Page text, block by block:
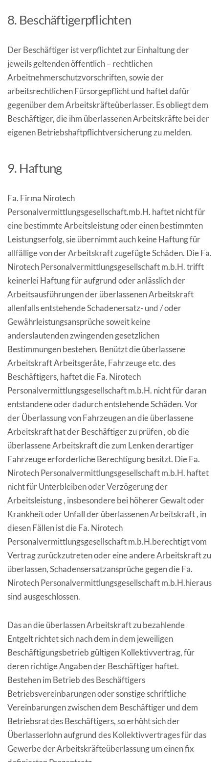
8. Beschäftigerpflichten
Der Beschäftiger ist verpflichtet zur Einhaltung der
jeweils geltenden öffentlich – rechtlichen
Arbeitnehmerschutzvorschriften, sowie der
arbeitsrechtlichen Fürsorgepflicht und haftet dafür
gegenüber dem Arbeitskräfteüberlasser. Es obliegt dem
Beschäftiger, die ihm überlassenen Arbeitskräfte bei der
eigenen Betriebshaftpflichtversicherung zu melden.
9. Haftung
Fa. Firma Nirotech
Personalvermittlungsgesellschaft.mb.H. haftet nicht für
eine bestimmte Arbeitsleistung oder einen bestimmten
Leistungserfolg, sie übernimmt auch keine Haftung für
allfällige von der Arbeitskraft zugefügte Schäden. Die Fa.
Nirotech Personalvermittlungsgesellschaft m.b.H. trifft
keinerlei Haftung für aufgrund oder anlässlich der
Arbeitsausführungen der überlassenen Arbeitskraft
allenfalls entstehende Schadenersatz- und / oder
Gewährleistungsansprüche soweit keine
anderslautenden zwingenden gesetzlichen
Bestimmungen bestehen. Benützt die überlassene
Arbeitskraft Arbeitsgeräte, Fahrzeuge etc. des
Beschäftigers, haftet die Fa. Nirotech
Personalvermittlungsgesellschaft m.b.H. nicht für daran
entstandene oder dadurch entstehende Schäden. Vor
der Überlassung von Fahrzeugen an die überlassene
Arbeitskraft hat der Beschäftiger zu prüfen , ob die
überlassene Arbeitskraft die zum Lenken derartiger
Fahrzeuge erforderliche Berechtigung besitzt. Die Fa.
Nirotech Personalvermittlungsgesellschaft m.b.H. haftet
nicht für Unterbleiben oder Verzögerung der
Arbeitsleistung , insbesondere bei höherer Gewalt oder
Krankheit oder Unfall der überlassenen Arbeitskraft , in
diesen Fällen ist die Fa. Nirotech
Personalvermittlungsgesellschaft m.b.H.berechtigt vom
Vertrag zurückzutreten oder eine andere Arbeitskraft zu
überlassen, Schadensersatzansprüche gegen die Fa.
Nirotech Personalvermittlungsgesellschaft m.b.H.hieraus
sind ausgeschlossen.
Das an die überlassen Arbeitskraft zu bezahlende
Entgelt richtet sich nach dem in dem jeweiligen
Beschäftigungsbetrieb gültigen Kollektivvertrag, für
deren richtige Angaben der Beschäftiger haftet.
Bestehen im Betrieb des Beschäftigers
Betriebsvereinbarungen oder sonstige schriftliche
Vereinbarungen zwischen dem Beschäftiger und dem
Betriebsrat des Beschäftigers, so erhöht sich der
Überlasserlohn aufgrund des Kollektivvertrages für das
Gewerbe der Arbeitskräfteüberlassung um einen fix